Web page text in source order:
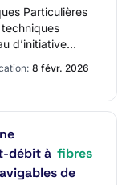
Particulières
d’initiative
8 févr. 2026
débit à fibres
de